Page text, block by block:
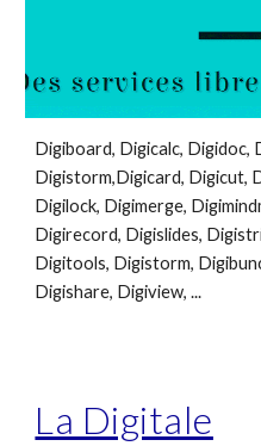
Digiboard, Digicalc, Digidoc,
Digistorm,Digicard, Digicut,
Digilock, Digimerge,
Digirecord, Digislides,
Digitools, Digistorm,
Digishare, Digiview, ...
La Digitale